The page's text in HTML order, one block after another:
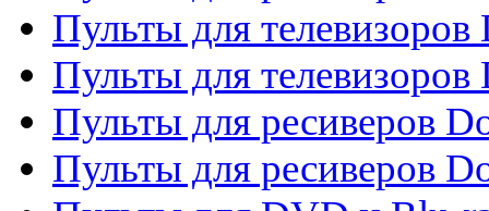
Пульты для телевизоров
Пульты для
Пульты для ресиверов
Пульты для ресиверов